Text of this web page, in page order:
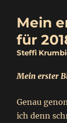
Mein
für
Steffi
Mein erster
Genau
ich denn